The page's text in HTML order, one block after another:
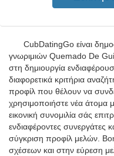
CubDatingGo είναι
γνωριμιών Quemado De
στη δημιουργία
διαφορετικά κριτήρια
προφίλ που θέλουν να
χρησιμοποιήστε νέα άτομα
εικονική συνομιλία σάς
ενδιαφέροντες συνεργάτες
σύγκριση προφίλ μελών.
σχέσεων και στην εύρεση